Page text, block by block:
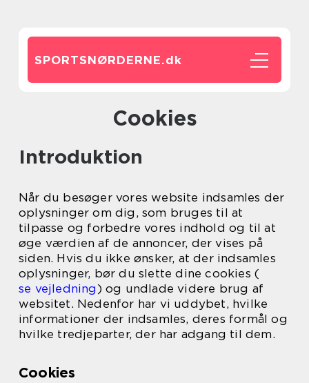
SPORTSNØRDERNE.dk
Cookies
Introduktion
Når du besøger vores website indsamles der
oplysninger om dig, som bruges til at
tilpasse og forbedre vores indhold og til at
øge værdien af de annoncer, der vises på
siden. Hvis du ikke ønsker, at der indsamles
oplysninger, bør du slette dine cookies (
se vejledning ) og undlade videre brug af
websitet. Nedenfor har vi uddybet, hvilke
informationer der indsamles, deres formål og
hvilke tredjeparter, der har adgang til dem.
Cookies